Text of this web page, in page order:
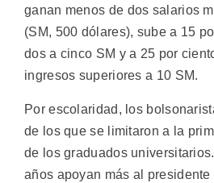
ganan menos de dos salarios
(SM, 500 dólares), sube a 15
dos a cinco SM y a 25 por
ingresos superiores a 10 SM.
Por escolaridad, los
de los que se limitaron a la
de los graduados
años apoyan más al